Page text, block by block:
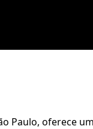
Paulo, oferece